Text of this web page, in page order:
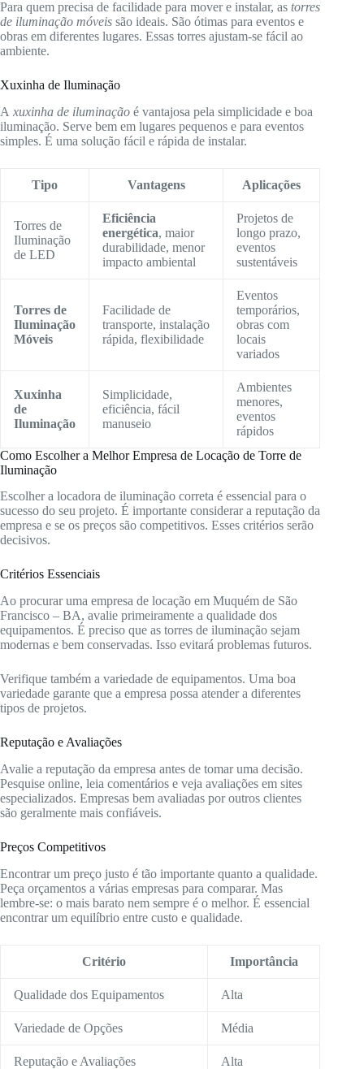
Para quem precisa de facilidade para mover e instalar, as torres
de iluminação móveis são ideais. São ótimas para eventos e
obras em diferentes lugares. Essas torres ajustam-se fácil ao
ambiente.
Xuxinha de Iluminação
A xuxinha de iluminação é vantajosa pela simplicidade e boa
iluminação. Serve bem em lugares pequenos e para eventos
simples. É uma solução fácil e rápida de instalar.
Tipo Vantagens Aplicações
Torres de
Iluminação
de LED
Eficiência
energética, maior
durabilidade, menor
impacto ambiental
Projetos de
longo prazo,
eventos
sustentáveis
Torres de
Iluminação
Móveis
Facilidade de
transporte, instalação
rápida, flexibilidade
Eventos
temporários,
obras com
locais
variados
Xuxinha
de
Iluminação
Simplicidade,
eficiência, fácil
manuseio
Ambientes
menores,
eventos
rápidos
Como Escolher a Melhor Empresa de Locação de Torre de
Iluminação
Escolher a locadora de iluminação correta é essencial para o
sucesso do seu projeto. É importante considerar a reputação da
empresa e se os preços são competitivos. Esses critérios serão
decisivos.
Critérios Essenciais
Ao procurar uma empresa de locação em Muquém de São
Francisco – BA, avalie primeiramente a qualidade dos
equipamentos. É preciso que as torres de iluminação sejam
modernas e bem conservadas. Isso evitará problemas futuros.
Verifique também a variedade de equipamentos. Uma boa
variedade garante que a empresa possa atender a diferentes
tipos de projetos.
Reputação e Avaliações
Avalie a reputação da empresa antes de tomar uma decisão.
Pesquise online, leia comentários e veja avaliações em sites
especializados. Empresas bem avaliadas por outros clientes
são geralmente mais confiáveis.
Preços Competitivos
Encontrar um preço justo é tão importante quanto a qualidade.
Peça orçamentos a várias empresas para comparar. Mas
lembre-se: o mais barato nem sempre é o melhor. É essencial
encontrar um equilíbrio entre custo e qualidade.
Critério Importância
Qualidade dos Equipamentos Alta
Variedade de Opções Média
Reputação e Avaliações Alta